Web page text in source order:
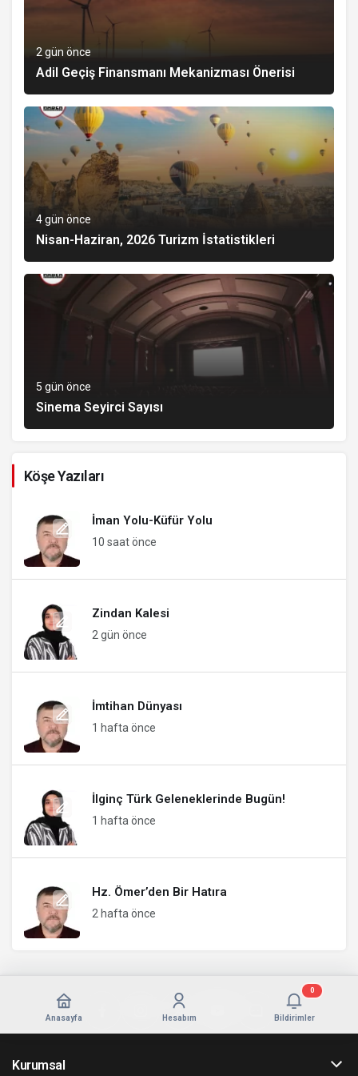
2 gün önce
Adil Geçiş Finansmanı Mekanizması Önerisi
4 gün önce
Nisan-Haziran, 2026 Turizm İstatistikleri
5 gün önce
Sinema Seyirci Sayısı
Köşe Yazıları
İman Yolu-Küfür Yolu
10 saat önce
Zindan Kalesi
2 gün önce
İmtihan Dünyası
1 hafta önce
İlginç Türk Geleneklerinde Bugün!
1 hafta önce
Hz. Ömer’den Bir Hatıra
2 hafta önce
Anasayfa Hesabım Bildirimler
0
Kurumsal